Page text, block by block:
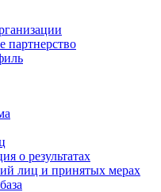
партнерство
о результатах
лиц и принятых мерах